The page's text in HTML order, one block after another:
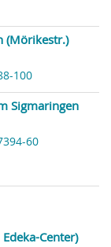
(Mörikestr.)
100
Sigmaringen
60
Center)